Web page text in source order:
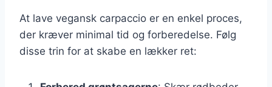
At lave vegansk carpaccio er en enkel proces,
der kræver minimal tid og forberedelse. Følg
disse trin for at skabe en lækker ret: